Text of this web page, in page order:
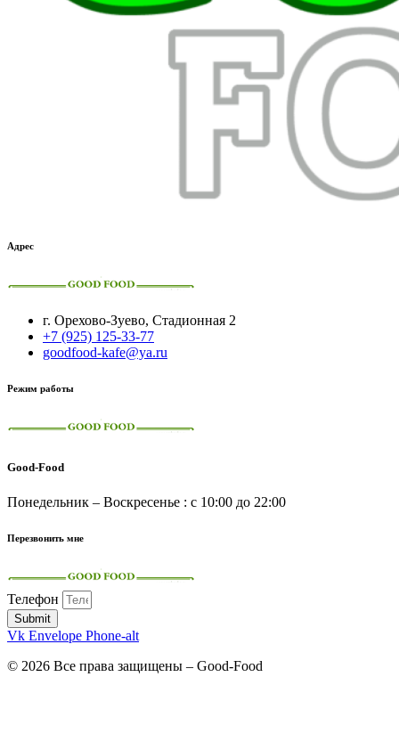
Адрес
г. Орехово-Зуево, Стадионная 2
+7 (925) 125-33-77
goodfood-kafe@ya.ru
Режим работы
Good-Food
Понедельник – Воскресенье : с 10:00 до 22:00
Перезвонить мне
Телефон
Submit
Vk Envelope Phone-alt
© 2026 Все права защищены – Good-Food